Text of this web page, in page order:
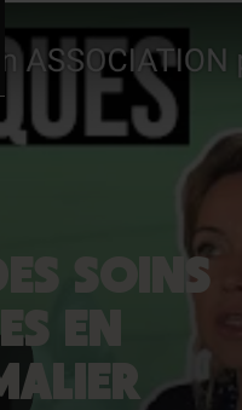
SOINS
EN